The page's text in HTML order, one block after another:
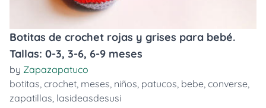
Botitas de crochet rojas y grises para bebé.
Tallas: 0-3, 3-6, 6-9 meses
by Zapazapatuco
botitas, crochet, meses, niños, patucos, bebe, converse,
zapatillas, lasideasdesusi